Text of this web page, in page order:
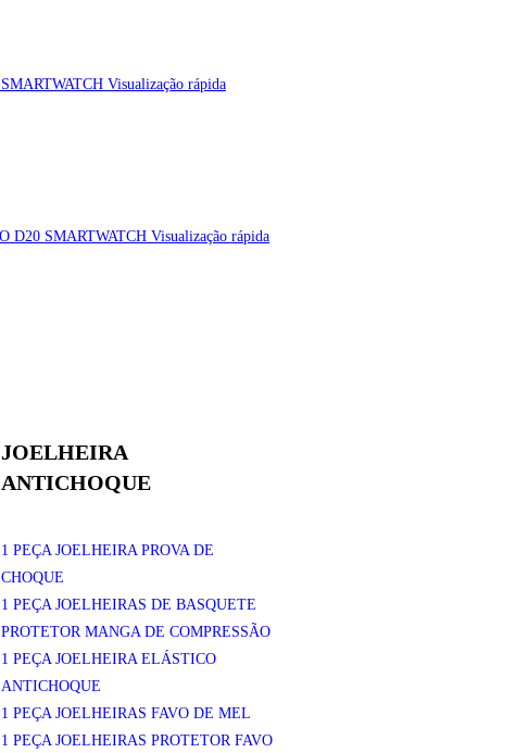
JOELHEIRA
ANTICHOQUE
1 PEÇA JOELHEIRA PROVA DE
CHOQUE
1 PEÇA JOELHEIRAS DE BASQUETE
PROTETOR MANGA DE COMPRESSÃO
1 PEÇA JOELHEIRA ELÁSTICO
ANTICHOQUE
1 PEÇA JOELHEIRAS FAVO DE MEL
1 PEÇA JOELHEIRAS PROTETOR FAVO
Visualização rápida
Visualização rápida